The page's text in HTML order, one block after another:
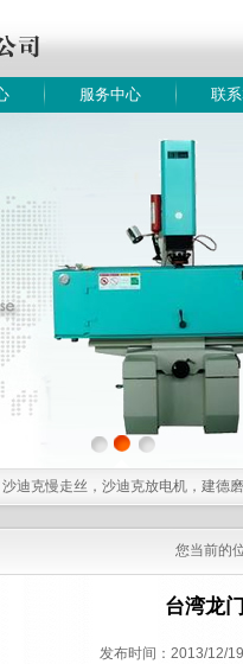
服务中心 联
迪克慢走丝，沙迪克放电机，建德
您当前的
台湾龙
发布时间：2013/12/